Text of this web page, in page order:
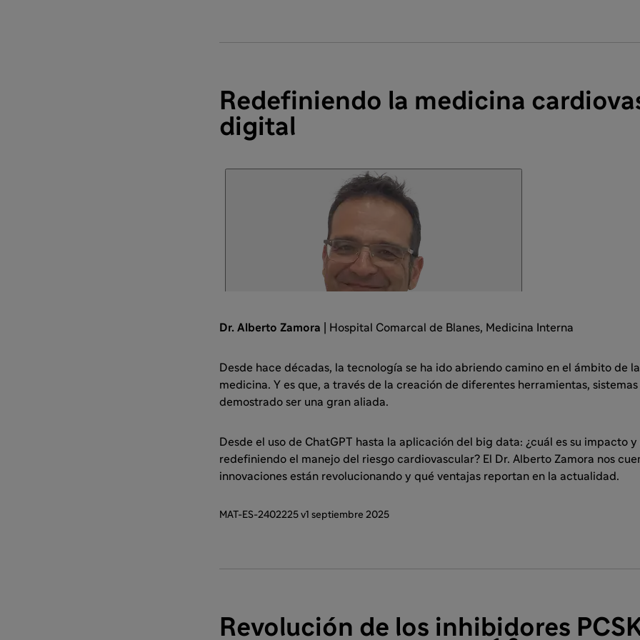
Redefiniendo la medicina
digital
Dr. Alberto Zamora | Hospital Comarcal de Blanes, Medicina Interna
Desde hace décadas, la tecnología se ha ido abriendo camino en el ámbito de
medicina. Y es que, a través de la creación de diferentes herramientas,
demostrado ser una gran aliada.
Desde el uso de ChatGPT hasta la aplicación del big data: ¿cuál es su impacto y
redefiniendo el manejo del riesgo cardiovascular? El Dr. Alberto Zamora nos
innovaciones están revolucionando y qué ventajas reportan en la actualidad.
MAT-ES-2402225 v1 septiembre 2025
Revolución de los inhibidores